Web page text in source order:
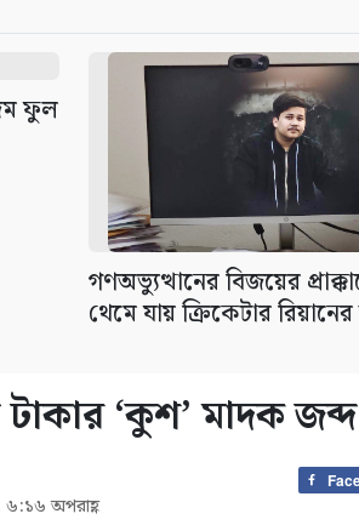
ফুল
গণঅভ্যুত্থানের বিজয়ের
থেমে যায় ক্রিকেটার রিয়ানের
টাকার ‘কুশ’ মাদক
অপরাহ্ণ